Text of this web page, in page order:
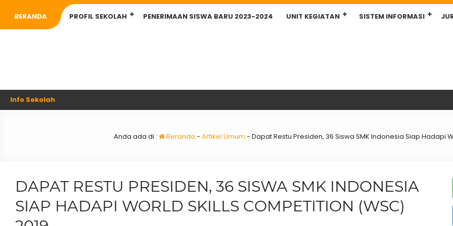
BERANDA PROFIL SEKOLAH PENERIMAAN SISWA BARU 2023-2024 UNIT KEGIATAN SISTEM INFORMASI
Info Sekolah
Anda ada di : Beranda - Artikel Umum - Dapat Restu Presiden, 36 Siswa SMK Indonesia Siap Hadapi
DAPAT RESTU PRESIDEN, 36 SISWA SMK INDONESIA
SIAP HADAPI WORLD SKILLS COMPETITION (WSC)